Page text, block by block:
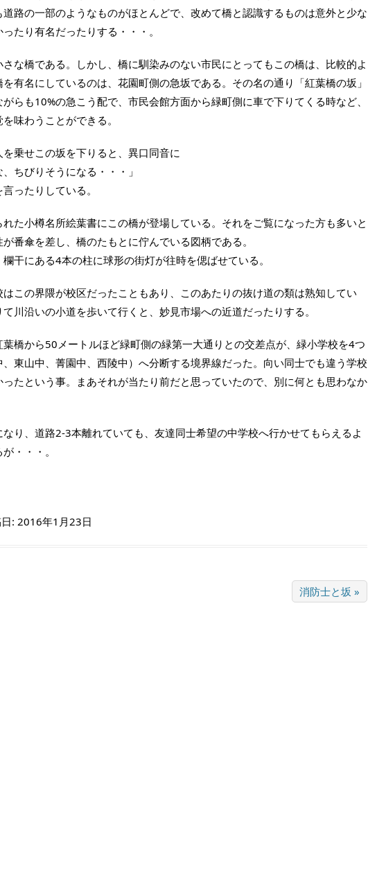
路の一部のようなものがほとんどで、改めて橋と認識するものは意外と少な
たり有名だったりする・・・。
な橋である。しかし、橋に馴染みのない市民にとってもこの橋は、比較的よ
有名にしているのは、花園町側の急坂である。その名の通り「紅葉橋の坂」
らも10%の急こう配で、市民会館方面から緑町側に車で下りてくる時など、
味わうことができる。
乗せこの坂を下りると、異口同音に
ちびりそうになる・・・」
ったりしている。
た小樽名所絵葉書にこの橋が登場している。それをご覧になった方も多いと
番傘を差し、橋のたもとに佇んでいる図柄である。
干にある4本の柱に球形の街灯が往時を偲ばせている。
この界隈が校区だったこともあり、このあたりの抜け道の類は熟知してい
川沿いの小道を歩いて行くと、妙見市場への近道だったりする。
橋から50メートルほど緑町側の緑第一大通りとの交差点が、緑小学校を4つ
東山中、菁園中、西陵中）へ分断する境界線だった。向い同士でも違う学校
たという事。まあそれが当たり前だと思っていたので、別に何とも思わなか
り、道路2-3本離れていても、友達同士希望の中学校へ行かせてもらえるよ
・・・。
: 2016年1月23日
消防士と坂 »